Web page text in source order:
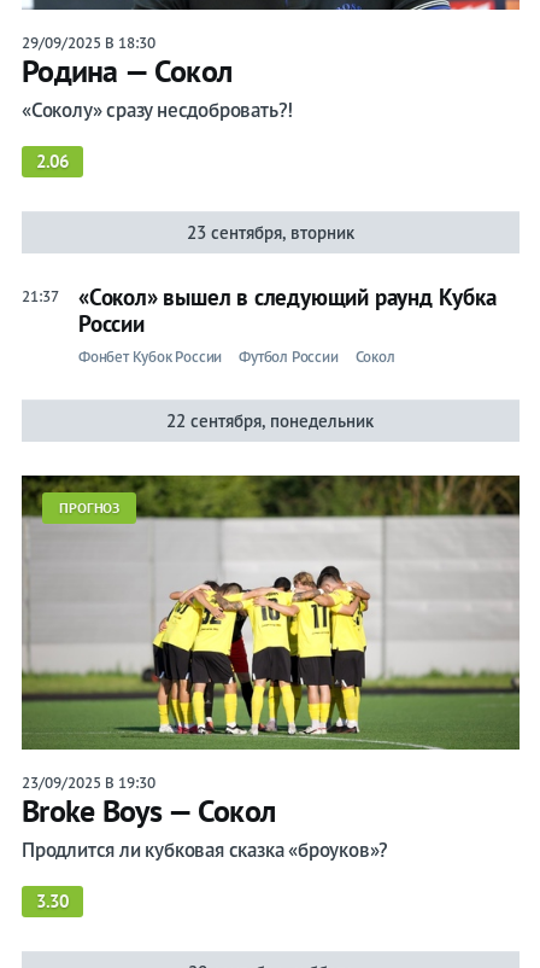
29/09/2025 В 18:30
Родина — Сокол
«Соколу» сразу несдобровать?!
2.06
23 сентября, вторник
21:37
«Сокол» вышел в следующий раунд Кубка
России
Фонбет Кубок России Футбол России Сокол
22 сентября, понедельник
ПРОГНОЗ
23/09/2025 В 19:30
Broke Boys — Сокол
Продлится ли кубковая сказка «броуков»?
3.30